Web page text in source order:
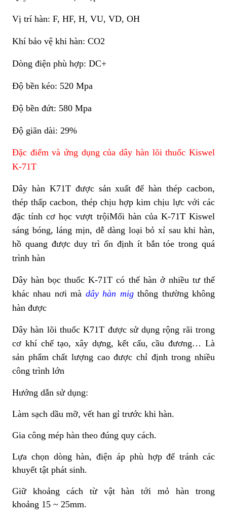
Vị trí hàn: F, HF, H, VU, VD, OH
Khí bảo vệ khi hàn: CO2
Dòng điện phù hợp: DC+
Độ bền kéo: 520 Mpa
Độ bền đứt: 580 Mpa
Độ giãn dài: 29%
Đặc điểm và ứng dụng của dây hàn lõi thuốc Kiswel
K-71T
Dây hàn K71T được sản xuất để hàn thép cacbon,
thép thấp cacbon, thép chịu hợp kim chịu lực với các
đặc tính cơ học vượt trộiMối hàn của K-71T Kiswel
sáng bóng, láng mịn, dễ dàng loại bỏ xỉ sau khi hàn,
hồ quang được duy trì ổn định ít bắn tóe trong quá
trình hàn
Dây hàn bọc thuốc K-71T có thể hàn ở nhiều tư thế
khác nhau nơi mà dây hàn migthông thường không
hàn được
Dây hàn lõi thuốc K71T được sử dụng rộng rãi trong
cơ khí chế tạo, xây dựng, kết cấu, cầu đương… Là
sản phẩm chất lượng cao được chỉ định trong nhiều
công trình lớn
Hướng dẫn sử dụng:
Làm sạch dầu mỡ, vết han gỉ trước khi hàn.
Gia công mép hàn theo đúng quy cách.
Lựa chọn dòng hàn, điện áp phù hợp để tránh các
khuyết tật phát sinh.
Giữ khoảng cách từ vật hàn tới mỏ hàn trong
khoảng 15 ~ 25mm.